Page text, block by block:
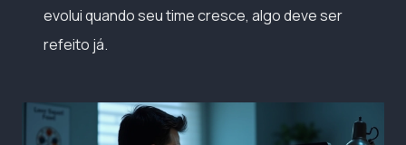
evolui quando seu time cresce, algo deve ser
refeito já.